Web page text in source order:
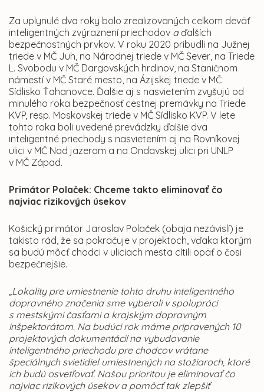
Za uplynulé dva roky bolo zrealizovaných celkom deväť
inteligentných zvýraznení priechodov aďalších
bezpečnostných prvkov. V roku 2020 pribudli na Južnej
triede v MČ Juh, na Národnej triede v MČ Sever, na Triede
L. Svobodu v MČ Dargovských hrdinov, na Staničnom
námestí v MČ Staré mesto, na Ázijskej triede v MČ
Sídlisko Ťahanovce. Ďalšie aj s nasvietením zvyšujú od
minulého roka bezpečnosť cestnej premávky na Triede
KVP, resp. Moskovskej triede v MČ Sídlisko KVP. V lete
tohto roka boli uvedené prevádzky ďalšie dva
inteligentné priechody s nasvietením aj na Rovníkovej
ulici v MČ Nad jazerom a na Ondavskej ulici pri UNLP
v MČ Západ.
Primátor Polaček: Chceme takto eliminovať čo
najviac rizikových úsekov
Košický primátor Jaroslav Polaček (obaja nezávislí) je
takisto rád, že sa pokračuje v projektoch, vďaka ktorým
sa budú môcť chodci v uliciach mesta cítili opäť o čosi
bezpečnejšie.
„Lokality pre umiestnenie tohto druhu inteligentného
dopravného značenia sme vyberali v spolupráci
s mestskými časťami a krajským dopravným
inšpektorátom. Na budúci rok máme pripravených 10
projektových dokumentácií na vybudovanie
inteligentného priechodu pre chodcov vrátane
špeciálnych svietidiel umiestnených na stožiaroch, ktoré
ich budú osvetľovať. Našou prioritou je eliminovať čo
najviac rizikových úsekov a pomôcť tak zlepšiť